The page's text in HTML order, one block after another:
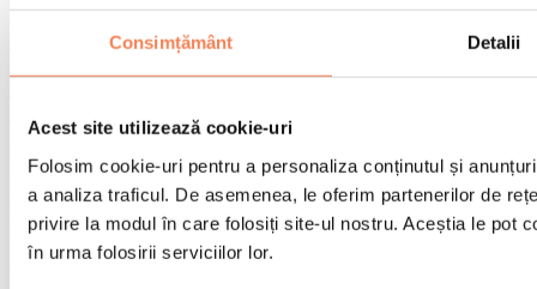
Consimțământ Detalii
Acest site utilizează cookie-uri
Folosim cookie-uri pentru a personaliza conținutul și
a analiza traficul. De asemenea, le oferim partenerilor de
privire la modul în care folosiți site-ul nostru. Aceștia le pot
în urma folosirii serviciilor lor.
Ajutoare pentru reabilitare
Pistoale de masaj
Genți și accesorii pentru alimente
Genți pentru sala de sport
Rucsacuri
Accesorii în funcție de activitate